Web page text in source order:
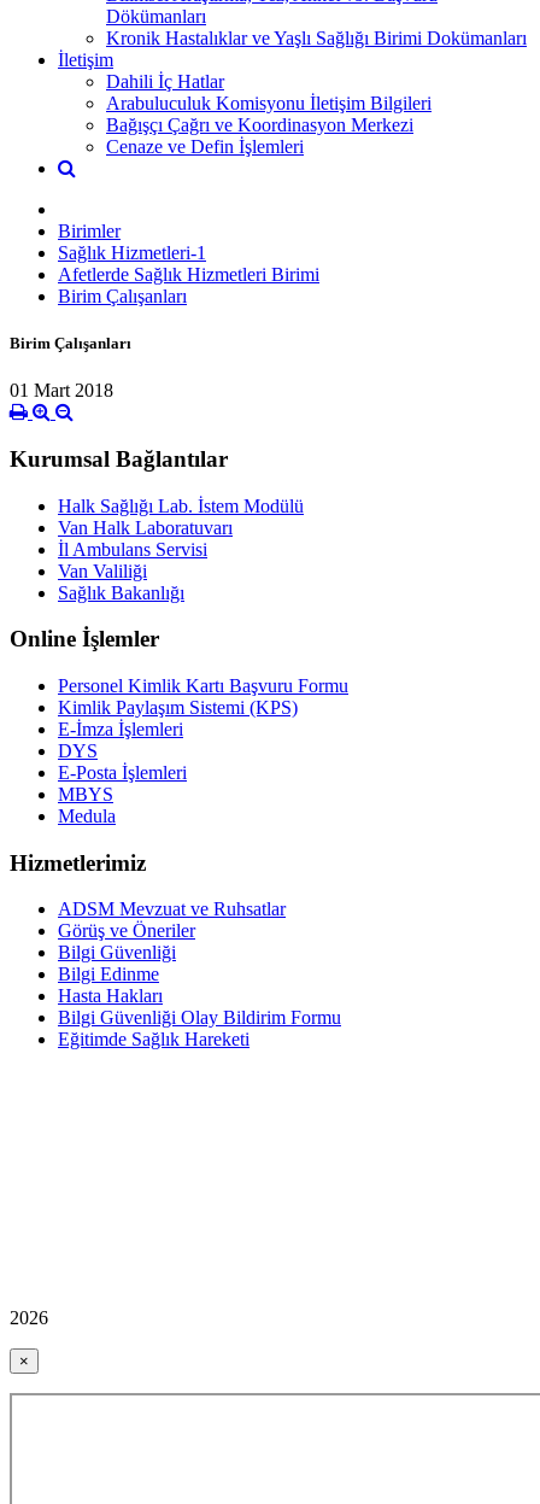
Dökümanları
Kronik Hastalıklar ve Yaşlı Sağlığı Birimi Dokümanları
İletişim
Dahili İç Hatlar
Arabuluculuk Komisyonu İletişim Bilgileri
Bağışçı Çağrı ve Koordinasyon Merkezi
Cenaze ve Defin İşlemleri
Birimler
Sağlık Hizmetleri-1
Afetlerde Sağlık Hizmetleri Birimi
Birim Çalışanları
Birim Çalışanları
01 Mart 2018
Kurumsal Bağlantılar
Halk Sağlığı Lab. İstem Modülü
Van Halk Laboratuvarı
İl Ambulans Servisi
Van Valiliği
Sağlık Bakanlığı
Online İşlemler
Personel Kimlik Kartı Başvuru Formu
Kimlik Paylaşım Sistemi (KPS)
E-İmza İşlemleri
DYS
E-Posta İşlemleri
MBYS
Medula
Hizmetlerimiz
ADSM Mevzuat ve Ruhsatlar
Görüş ve Öneriler
Bilgi Güvenliği
Bilgi Edinme
Hasta Hakları
Bilgi Güvenliği Olay Bildirim Formu
Eğitimde Sağlık Hareketi
2026
×